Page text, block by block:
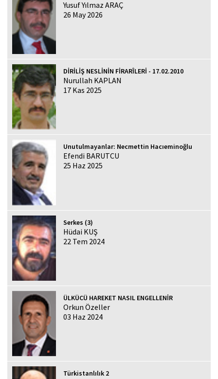
Yusuf Yılmaz ARAÇ
26 May 2026
DİRİLİŞ NESLİNİN FİRARÎLERİ - 17.02.2010
Nurullah KAPLAN
17 Kas 2025
Unutulmayanlar: Necmettin Hacıeminoğlu
Efendi BARUTCU
25 Haz 2025
Serkes (3)
Hüdai KUŞ
22 Tem 2024
ÜLKÜCÜ HAREKET NASIL ENGELLENİR
Orkun Özeller
03 Haz 2024
Türkistanlılık 2